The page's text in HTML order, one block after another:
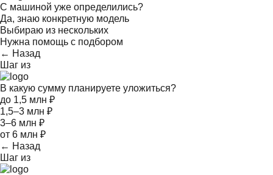
С машиной уже определились?
Да, знаю конкретную модель
Выбираю из нескольких
Нужна помощь с подбором
← Назад
Шаг из
В какую сумму планируете уложиться?
до 1,5 млн ₽
1,5–3 млн ₽
3–6 млн ₽
от 6 млн ₽
← Назад
Шаг из